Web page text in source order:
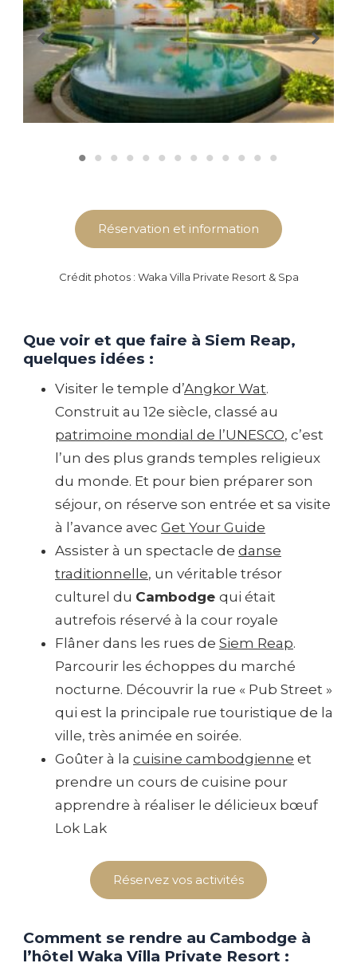
Réservation et information
Crédit photos : Waka Villa Private Resort & Spa
Que voir et que faire à Siem Reap,
quelques idées :
Visiter le temple d’Angkor Wat.
Construit au 12e siècle, classé au
patrimoine mondial de l’UNESCO, c’est
l’un des plus grands temples religieux
du monde. Et pour bien préparer son
séjour, on réserve son entrée et sa visite
à l’avance avec Get Your Guide
Assister à un spectacle de danse
traditionnelle, un véritable trésor
culturel du Cambodge qui était
autrefois réservé à la cour royale
Flâner dans les rues de Siem Reap.
Parcourir les échoppes du marché
nocturne. Découvrir la rue « Pub Street »
qui est la principale rue touristique de la
ville, très animée en soirée.
Goûter à la cuisine cambodgienne et
prendre un cours de cuisine pour
apprendre à réaliser le délicieux bœuf
Lok Lak
Réservez vos activités
Comment se rendre au Cambodge à
l’hôtel Waka Villa Private Resort :